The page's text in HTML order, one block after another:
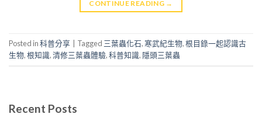
CONTINUE READING →
Posted in科普分享 Tagged 三葉蟲化石,寒武紀生物,根目錄一起認識古
生物,根知識,清修三葉蟲體驗,科普知識, 隱頭三葉蟲
Recent Posts